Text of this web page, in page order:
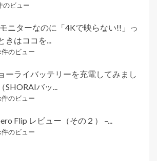
のビュー
ニターなのに「4Kで映らない!!」っ
きはココを...
件のビュー
ーライバッテリーを充電してみまし
SHORAIバッ...
件のビュー
Flip レビュー（その２） –...
件のビュー